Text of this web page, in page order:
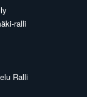
ralli
Ralli